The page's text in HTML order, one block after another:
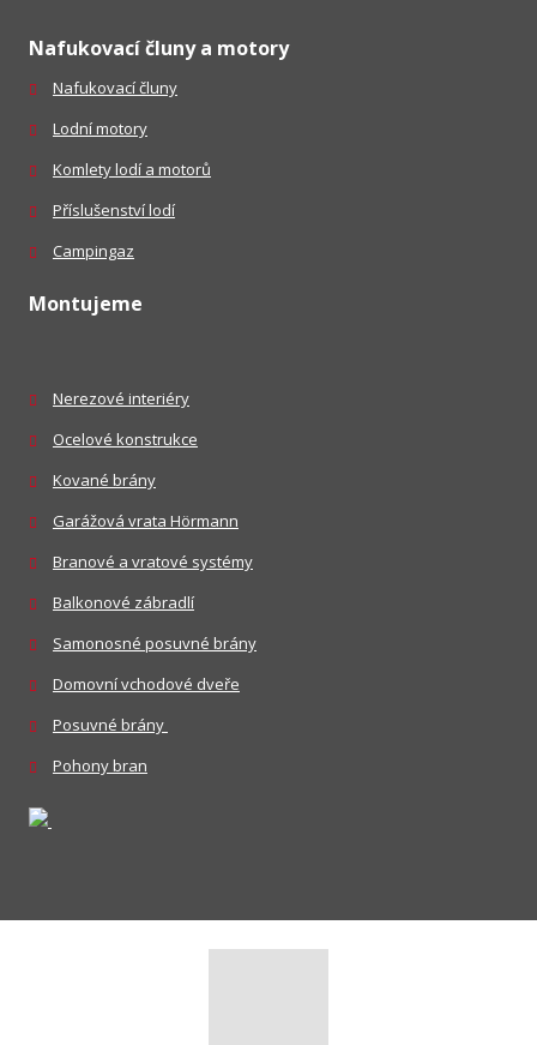
Nafukovací čluny a motory
Nafukovací čluny
Lodní motory
Komlety lodí a motorů
Příslušenství lodí
Campingaz
Montujeme
Nerezové interiéry
Ocelové konstrukce
Kované brány
Garážová vrata Hörmann
Branové a vratové systémy
Balkonové zábradlí
Samonosné posuvné brány
Domovní vchodové dveře
Posuvné brány
Pohony bran